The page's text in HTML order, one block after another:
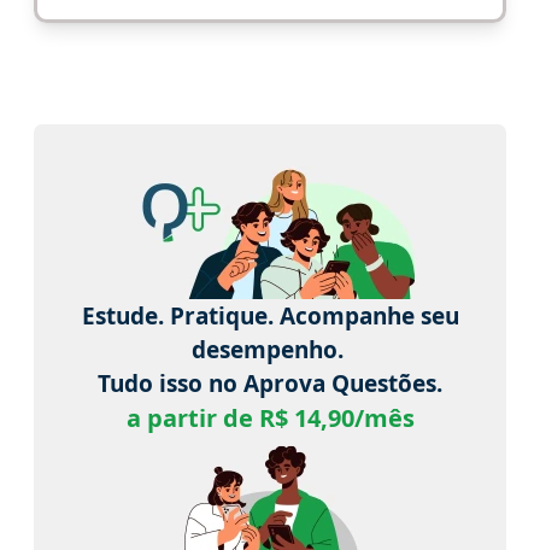
Estude. Pratique. Acompanhe seu
desempenho.
Tudo isso no Aprova Questões.
a partir de R$ 14,90/mês